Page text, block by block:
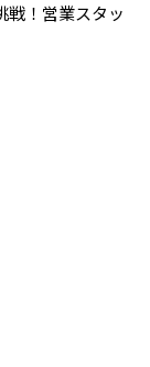
戦！営業スタッ